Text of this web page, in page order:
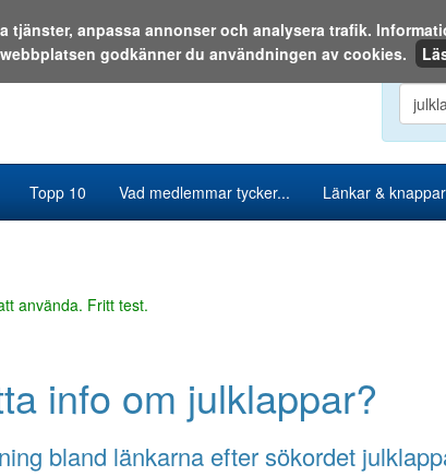
Sök
Topp 10 Vad medlemmar tycker... Länkar & knappar
använda. Fritt test.
info om julklappar?
bland länkarna efter sökordet
anpassa annonser och analysera trafik.
godkänner du användningen av cookies.